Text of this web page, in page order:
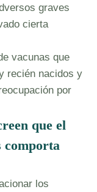
graves
cierta
vacunas que
recién nacidos y
por
que el
comporta
los